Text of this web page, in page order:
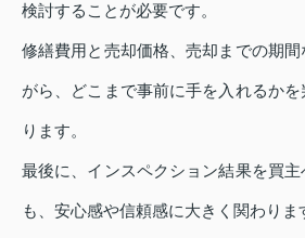
検討することが必要です。
修繕費用と売却価格、売却までの期
がら、どこまで事前に手を入れるか
ります。
最後に、インスペクション結果を買
も、安心感や信頼感に大きく関わりま